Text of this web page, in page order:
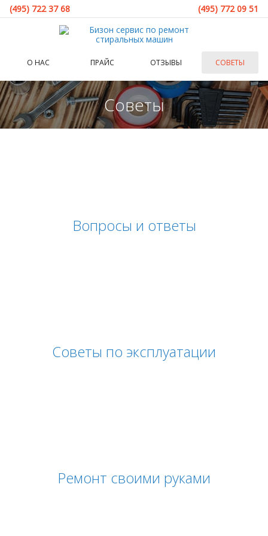
(495) 722 37 68 (495) 772 09 51
О НАС ПРАЙС ОТЗЫВЫ СОВЕТЫ
Советы
Вопросы и ответы
Советы по эксплуатации
Ремонт своими руками